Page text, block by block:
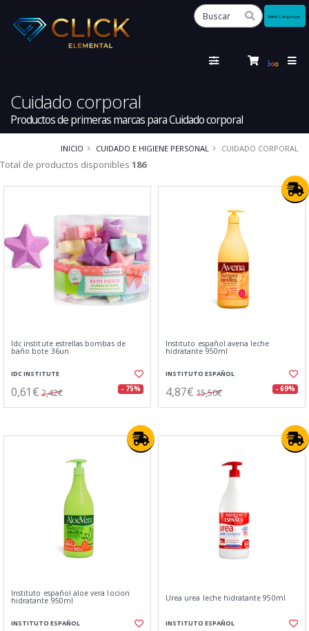
Cuidado corporal
Productos de primeras marcas para Cuidado corporal
INICIO CUIDADO E HIGIENE PERSONAL CUIDADO CORPORAL
Total de productos disponibles 186
Idc institute estrellas bombas de
baño bote 36un
IDC INSTITUTE
0,61€ 2,42€ - 75%
Instituto español avena leche
hidratante 950ml
INSTITUTO ESPAÑOL
4,87€ 15,50€ - 69%
Instituto español aloe vera locion
hidratante 950ml
INSTITUTO ESPAÑOL
Urea urea leche hidratante 950ml
INSTITUTO ESPAÑOL